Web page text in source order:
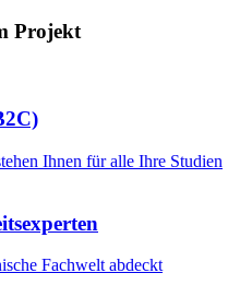
Projekt
Ihnen für alle Ihre Studien
Fachwelt abdeckt